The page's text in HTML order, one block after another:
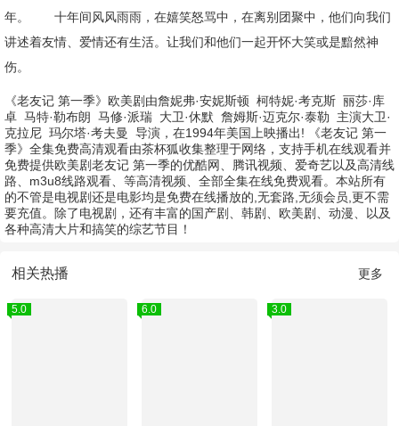
年。 十年间风风雨雨，在嬉笑怒骂中，在离别团聚中，他们向我们
讲述着友情、爱情还有生活。让我们和他们一起开怀大笑或是黯然神
伤。
《老友记 第一季》欧美剧由詹妮弗·安妮斯顿 柯特妮·考克斯 丽莎·库
卓 马特·勒布朗 马修·派瑞 大卫·休默 詹姆斯·迈克尔·泰勒 主演大卫·
克拉尼 玛尔塔·考夫曼
导演，在1994年美国上映播出! 《老友记 第一
季》全集免费高清观看由茶杯狐收集整理于网络，支持手机在线观看并
免费提供欧美剧老友记 第一季的优酷网、腾讯视频、爱奇艺以及高清线
路、m3u8线路观看、等高清视频、全部全集在线免费观看。本站所有
的不管是电视剧还是电影均是免费在线播放的,无套路,无须会员,更不需
要充值。除了电视剧，还有丰富的国产剧、韩剧、欧美剧、动漫、以及
各种高清大片和搞笑的综艺节目！
相关热播 更多
5.0 6.0 3.0